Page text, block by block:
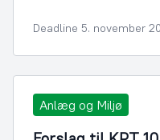
Deadline 5. november
Anlæg og Miljø